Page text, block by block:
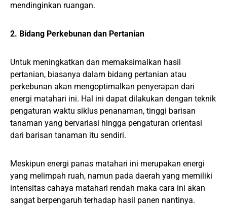
mendinginkan ruangan.
2. Bidang Perkebunan dan Pertanian
Untuk meningkatkan dan memaksimalkan hasil
pertanian, biasanya dalam bidang pertanian atau
perkebunan akan mengoptimalkan penyerapan dari
energi matahari ini. Hal ini dapat dilakukan dengan teknik
pengaturan waktu siklus penanaman, tinggi barisan
tanaman yang bervariasi hingga pengaturan orientasi
dari barisan tanaman itu sendiri.
Meskipun energi panas matahari ini merupakan energi
yang melimpah ruah, namun pada daerah yang memiliki
intensitas cahaya matahari rendah maka cara ini akan
sangat berpengaruh terhadap hasil panen nantinya.